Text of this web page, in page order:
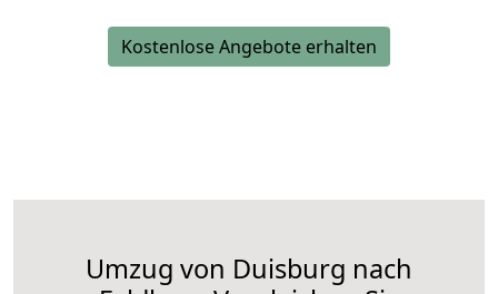
Kostenlose Angebote erhalten
Umzug von Duisburg nach